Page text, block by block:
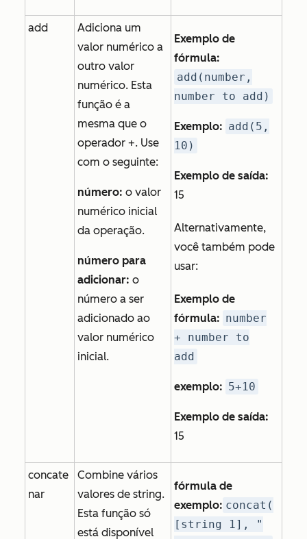
add
Adiciona um
valor numérico a
outro valor
numérico. Esta
função é a
mesma que o
operador +. Use
com o seguinte:
número: o valor
numérico inicial
da operação.
número para
adicionar: o
número a ser
adicionado ao
valor numérico
inicial.
Exemplo de
fórmula:
add(number,
number to add)
Exemplo: add(5,
10)
Exemplo de saída:
15
Alternativamente,
você também pode
usar:
Exemplo de
fórmula: number
+ number to
add
exemplo: 5+10
Exemplo de saída:
15
concate
nar
Combine vários
valores de string.
Esta função só
está disponível
fórmula de
exemplo: concat(
[string 1], "